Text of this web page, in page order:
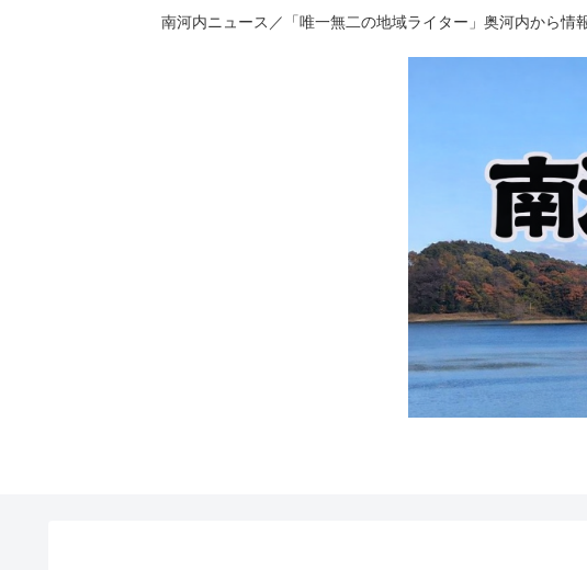
南河内ニュース／「唯一無二の地域ライター」奥河内から情